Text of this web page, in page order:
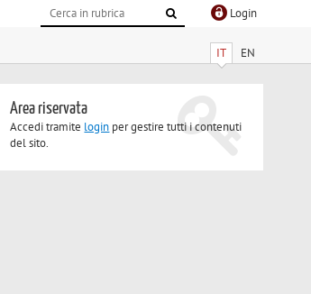
Login
IT EN
Area riservata
Accedi tramite login per gestire tutti i contenuti
del sito.